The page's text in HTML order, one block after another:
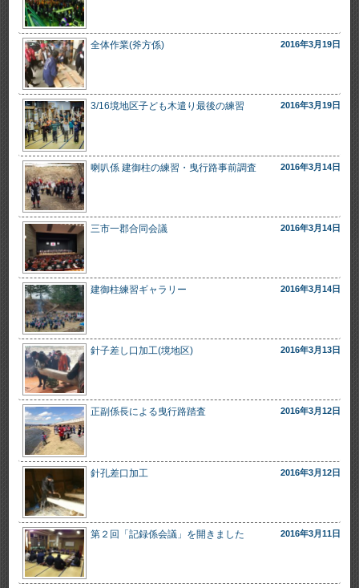
全体作業(斧方係) 2016年3月19日
3/16境地区子ども木遣り最後の練習 2016年3月19日
喇叭係 建御柱の練習・曳行路事前調査 2016年3月14日
三市一郡合同会議 2016年3月14日
建御柱練習ギャラリー 2016年3月14日
針子差し口加工(境地区) 2016年3月13日
正副係長による曳行路踏査 2016年3月12日
針孔差口加工 2016年3月12日
第２回「記録係会議」を開きました 2016年3月11日